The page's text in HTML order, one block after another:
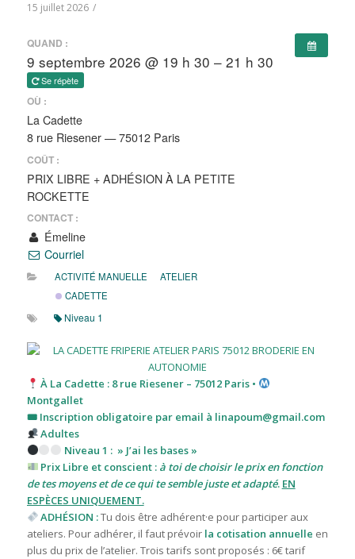
15 juillet 2026 /
QUAND :
9 septembre 2026 @ 19 h 30 – 21 h 30
Se répète
OÙ :
La Cadette
8 rue Riesener — 75012 Paris
COÛT :
PRIX LIBRE + ADHÉSION À LA PETITE
ROCKETTE
CONTACT :
Émeline
Courriel
ACTIVITÉ MANUELLE
ATELIER
CADETTE
Niveau 1
À La Cadette : 8 rue Riesener – 75012 Paris •
Montgallet
🎟 Inscription obligatoire par email à linapoum@gmail.com
Adultes
Niveau 1 : » J’ai les bases »
Prix Libre et conscient : à toi de choisir le prix en fonction
de tes moyens et de ce qui te semble juste et adapté. EN
ESPÈCES UNIQUEMENT.
ADHÉSION :Tu dois être adhérent·e pour participer aux
ateliers. Pour adhérer, il faut prévoir la cotisation annuelle en
plus du prix de l’atelier. Trois tarifs sont proposés : 6€ tarif